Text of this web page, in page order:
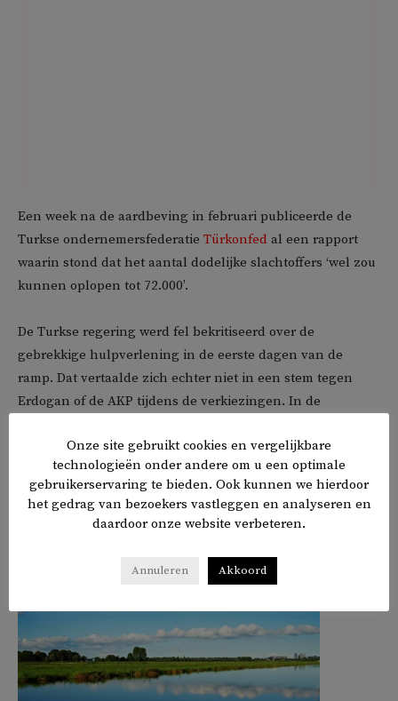
Een week na de aardbeving in februari publiceerde de
Turkse ondernemersfederatie Türkonfed al een rapport
waarin stond dat het aantal dodelijke slachtoffers ‘wel zou
kunnen oplopen tot 72.000’.
De Turkse regering werd fel bekritiseerd over de
gebrekkige hulpverlening in de eerste dagen van de
ramp. Dat vertaalde zich echter niet in een stem tegen
Erdogan of de AKP tijdens de verkiezingen. In de
populair.
Delen 𝕏 f in ✉
Onze site gebruikt cookies en vergelijkbare
technologieën onder andere om u een optimale
gebruikerservaring te bieden. Ook kunnen we hierdoor
het gedrag van bezoekers vastleggen en analyseren en
daardoor onze website verbeteren.
Annuleren Akkoord